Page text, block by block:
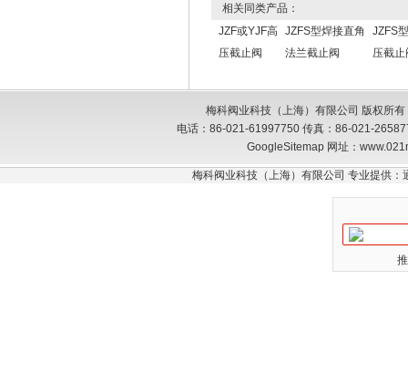
相关同类产品：
JZF或YJF高
压截止阀
JZFS型焊接直角
法兰截止阀
JZFS
压截止
梅科阀业科技（上海）有限公司 版权所
电话：86-021-61997750 传真：86-021-
GoogleSitemap网址：
梅科阀业科技（上海）有限公司 专业提供